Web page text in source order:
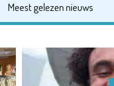
Meest gelezen nieuws